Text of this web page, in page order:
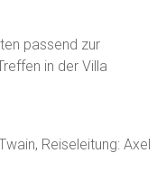
passend zur
in der Villa
Reiseleitung: Axel